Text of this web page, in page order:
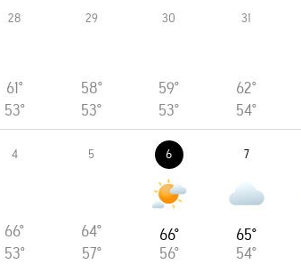
28
61°
53°
29
58°
53°
30
59°
53°
31
62°
54°
4
66°
53°
5
64°
57°
6
66°
56°
7
65°
54°